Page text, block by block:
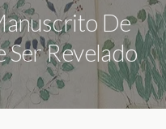
De
Ser Revelado